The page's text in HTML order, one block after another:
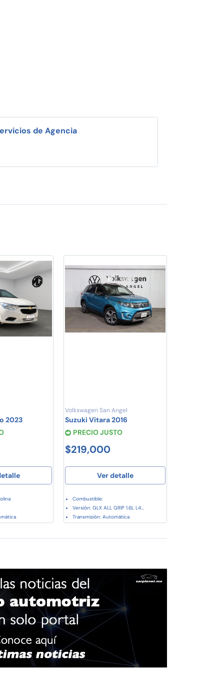
de Agencia
2023
Volkswagen San Angel
Suzuki Vitara 2016
PRECIO JUSTO
$219,000
Ver detalle
Combustible:
Versión: GLX ALL GRIP 1.6L L4...
Transmisión: Automática